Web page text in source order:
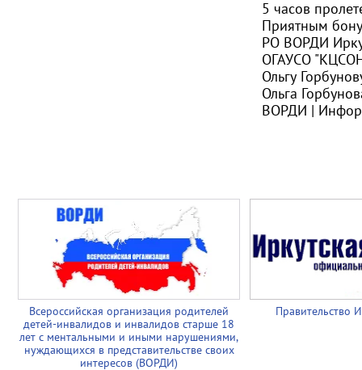
5 часов
Приятным
РО ВОРДИ
ОГАУСО
Ольгу
Ольга
ВОРДИ |
Всероссийская организация родителей
детей-инвалидов и инвалидов старше 18
лет с ментальными и иными нарушениями,
нуждающихся в представительстве своих
интересов (ВОРДИ)
Правительство